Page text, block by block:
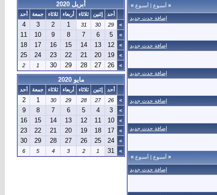
« أسبوع | أسبوع »
إضافة حدث جديد
إضافة حدث جديد
إضافة حدث جديد
إضافة حدث جديد
إضافة حدث جديد
« أسبوع | أسبوع »
إضافة حدث جديد
أبريل 2020
أحد إثنين ثلاثاء أربعاء ثلاثاء جمعة
أحد
>
29
30
31
1
2
3
4
>
5
6
7
8
9
10
11
>
12
13
14
15
16
17
18
>
19
20
21
22
23
24
25
>
26
27
28
29
30
1
2
مايو 2020
أحد إثنين ثلاثاء أربعاء ثلاثاء جمعة
أحد
>
26
27
28
29
30
1
2
>
3
4
5
6
7
8
9
>
10
11
12
13
14
15
16
>
17
18
19
20
21
22
23
>
24
25
26
27
28
29
30
>
31
1
2
3
4
5
6